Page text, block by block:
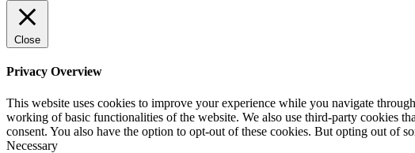
Close
Privacy Overview
This website uses cookies to improve your experience while you navigate
working of basic functionalities of the website. We also use third-party cookies
consent. You also have the option to opt-out of these cookies. But opting out of
Necessary